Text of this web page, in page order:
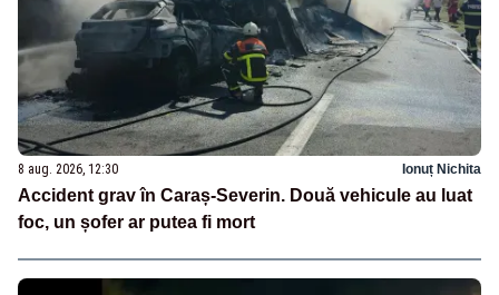
8 aug. 2026, 12:30 Ionuț Nichita
Accident grav în Caraș-Severin. Două vehicule au luat
foc, un șofer ar putea fi mort